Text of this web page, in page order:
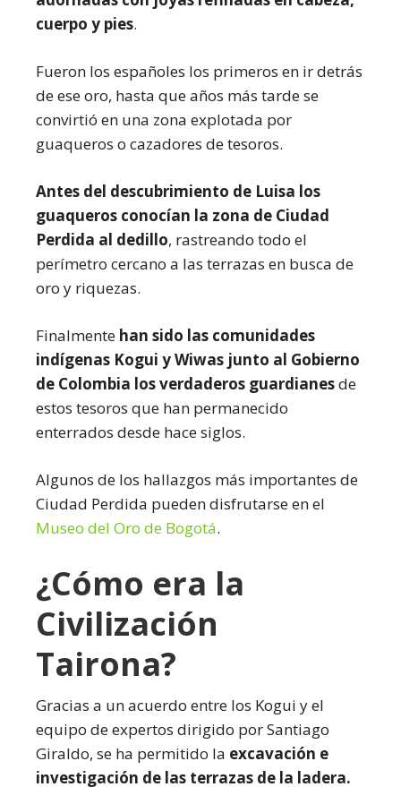
cuerpo y pies.
Fueron los españoles los primeros en ir detrás
de ese oro, hasta que años más tarde se
convirtió en una zona explotada por
guaqueros o cazadores de tesoros.
Antes del descubrimiento de Luisa los
guaqueros conocían la zona de Ciudad
Perdida al dedillo, rastreando todo el
perímetro cercano a las terrazas en busca de
oro y riquezas.
Finalmente han sido las comunidades
indígenas Kogui y Wiwas junto al Gobierno
de Colombia los verdaderos guardianesde
estos tesoros que han permanecido
enterrados desde hace siglos.
Algunos de los hallazgos más importantes de
Ciudad Perdida pueden disfrutarse en el
Museo del Oro de Bogotá.
¿Cómo era la
Civilización
Tairona?
Gracias a un acuerdo entre los Kogui y el
equipo de expertos dirigido por Santiago
Giraldo, se ha permitido la excavación e
investigación de las terrazas de la ladera.